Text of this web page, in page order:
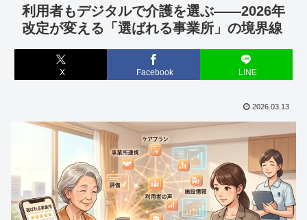
利用者もデジタルで介護を選ぶ――2026年
改定が変える「選ばれる事業所」の境界線
X Facebook LINE
2026.03.13